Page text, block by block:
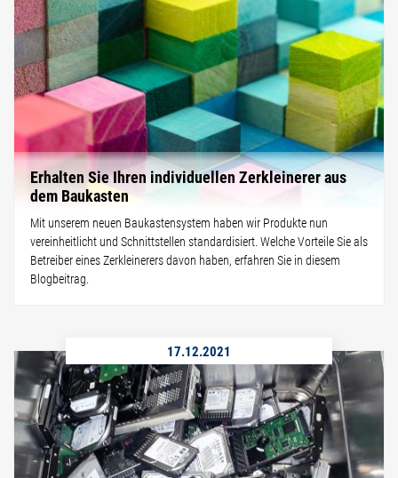
Erhalten Sie Ihren individuellen Zerkleinerer aus
dem Baukasten
Mit unserem neuen Baukastensystem haben wir Produkte nun
vereinheitlicht und Schnittstellen standardisiert. Welche Vorteile Sie als
Betreiber eines Zerkleinerers davon haben, erfahren Sie in diesem
Blogbeitrag.
17.12.2021